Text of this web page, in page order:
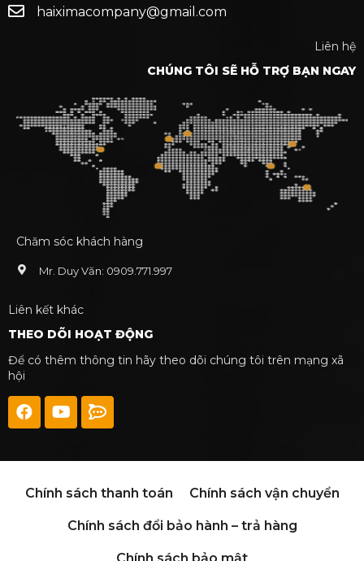
haiximacompany@gmail.com
Liên hệ
CHÚNG TÔI SẼ HỖ TRỢ BẠN NGAY
Chăm sóc khách hàng
Mr. Duy Văn: 0909.771.997
Liên kết khác
THEO DÕI HOẠT ĐỘNG
Để có thêm thông tin hãy theo dõi chúng tôi trên mạng xã
hội
Chính sách thanh toán Chính sách vận chuyển
Chính sách đổi bảo hành – trả hàng